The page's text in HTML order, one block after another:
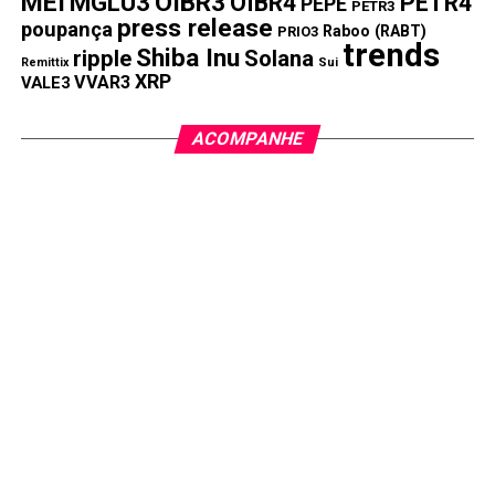
KangaMoon está novamente nas manchetes após se
esgotar durante a segunda etapa de sua pré-venda. Esta
investidores estão extremamente otimistas em relação ao
modelo híbrido social-fi e P2E da KangaMoon.
PETR3
poupança press release PRIO3 Raboo (RABT)
Remittix ripple Shiba Inu Solana Sui trends
VALE3 VVAR3 XRP
ACOMPANHE